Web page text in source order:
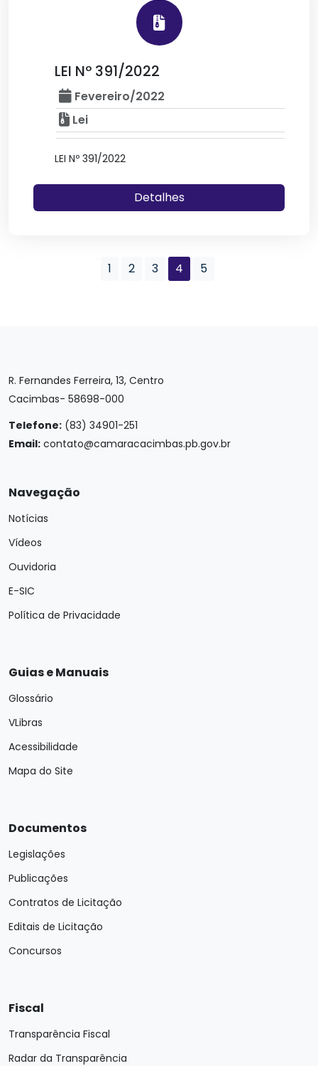
LEI Nº 391/2022
Fevereiro/2022
Lei
LEI Nº 391/2022
Detalhes
1 2 3 4 5
R. Fernandes Ferreira, 13, Centro
Cacimbas- 58698-000
Telefone: (83) 34901-251
Email: contato@camaracacimbas.pb.gov.br
Navegação
Notícias
Vídeos
Ouvidoria
E-SIC
Política de Privacidade
Guias e Manuais
Glossário
VLibras
Acessibilidade
Mapa do Site
Documentos
Legislações
Publicações
Contratos de Licitação
Editais de Licitação
Concursos
Fiscal
Transparência Fiscal
Radar da Transparência